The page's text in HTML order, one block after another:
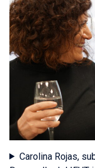
Carolina Rojas,